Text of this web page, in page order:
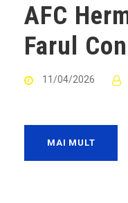
AFC
Farul
11/04/2026
MAI MULT